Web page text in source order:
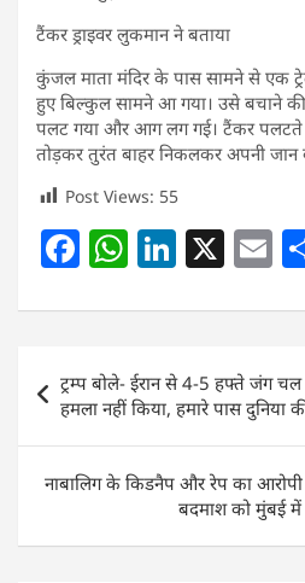
टैंकर ड्राइवर लुकमान ने बताया
कुंजल माता मंदिर के पास सामने से एक
हुए बिल्कुल सामने आ गया। उसे बचाने
पलट गया और आग लग गई। टैंकर पलटते
तोड़कर तुरंत बाहर निकलकर अपनी जान
Post Views: 55
F
c
e
b
o
o
W
at
s
A
p
p
Li
k
e
dI
n
X E
ai
l
navigation
ट्रम्प बोले- ईरान से 4-5 हफ्ते जंग
हमला नहीं किया, हमारे पास दुनिया
नाबालिग के किडनैप और रेप का आरोपी
बदमाश को मुंबई में